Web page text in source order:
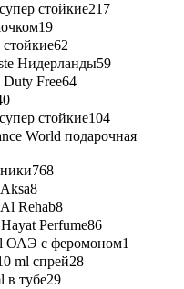
стойкие217
19
62
Нидерланды59
Free64
стойкие104
World подарочная
768
8
Rehab8
Perfume86
ОАЭ с феромоном1
ml спрей28
в тубе29